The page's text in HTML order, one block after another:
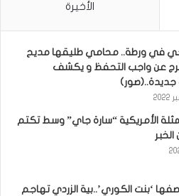
الأخيرة
في ورطة.. محامي طليقها مديح
عن واجب التحفظ و يكشف
الأمريكية “سارة جاي” وسط تكتم
‘بنت الكوري’..بية الزردي تهاجم